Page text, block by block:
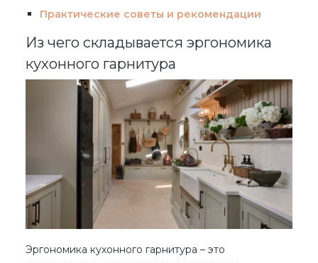
Практические советы и рекомендации
Из чего складывается эргономика
кухонного гарнитура
Эргономика кухонного гарнитура – это